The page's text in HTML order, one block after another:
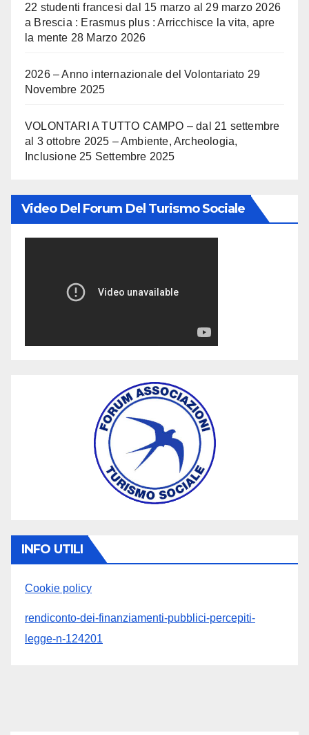
22 studenti francesi dal 15 marzo al 29 marzo 2026
a Brescia : Erasmus plus : Arricchisce la vita, apre
la mente 28 Marzo 2026
2026 – Anno internazionale del Volontariato 29
Novembre 2025
VOLONTARI A TUTTO CAMPO – dal 21 settembre
al 3 ottobre 2025 – Ambiente, Archeologia,
Inclusione 25 Settembre 2025
Video Del Forum Del Turismo Sociale
INFO UTILI
Cookie policy
rendiconto-dei-finanziamenti-pubblici-percepiti-
legge-n-124201